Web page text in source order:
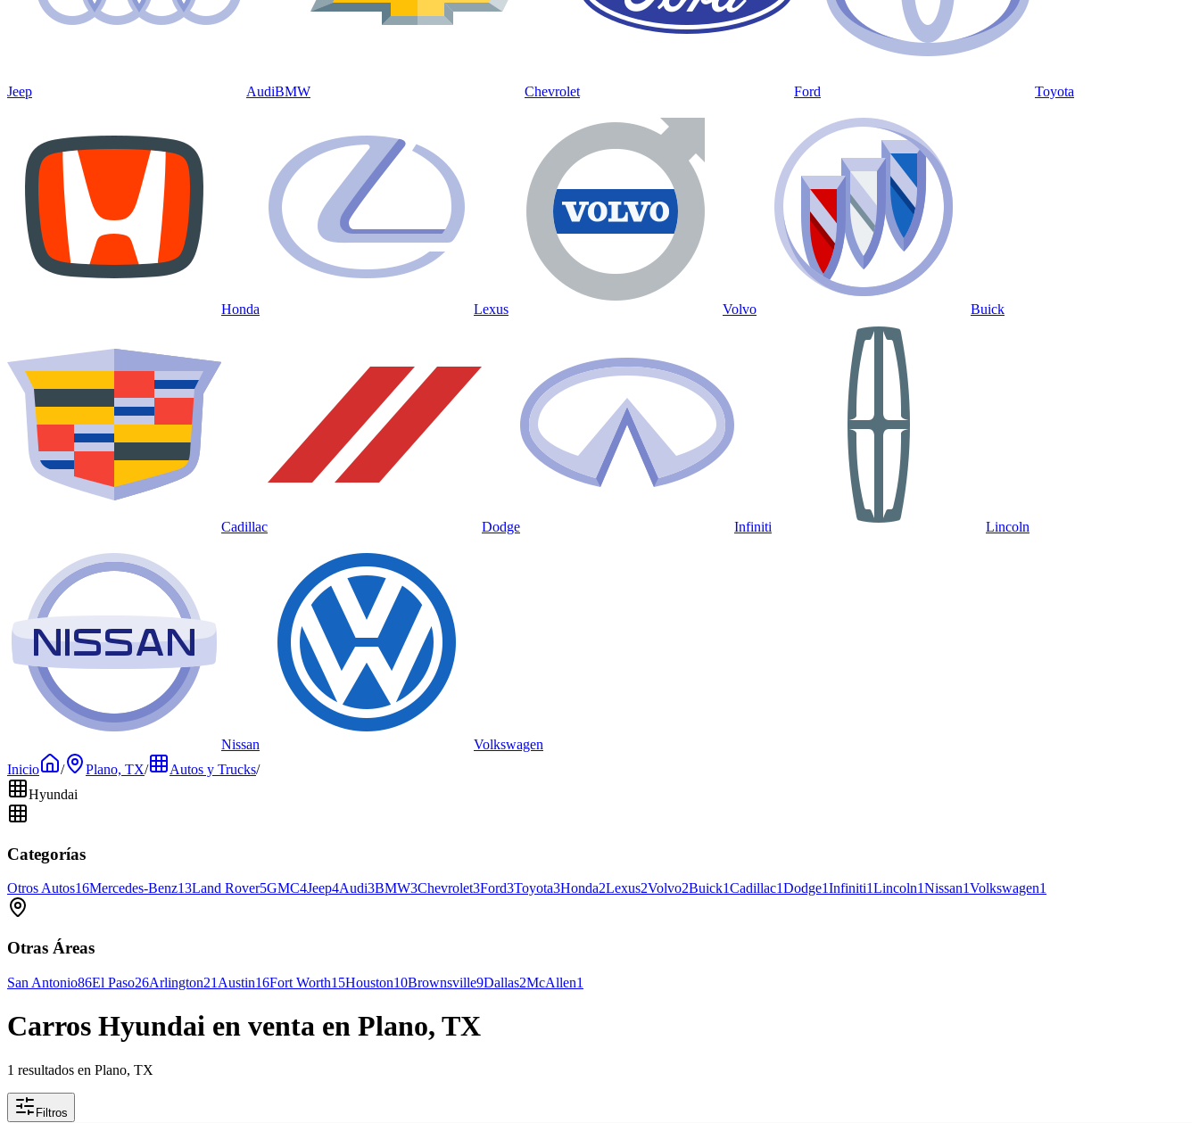
Jeep AudiBMW Chevrolet Ford Toyota
Honda Lexus Volvo Buick
Cadillac Dodge Infiniti Lincoln
Nissan
Volkswagen
Inicio
/ Plano, TX/ Autos y Trucks/
Hyundai
Categorías
Otros Autos16Mercedes-Benz13Land Rover5GMC4Jeep4Audi3BMW3Chevrolet3Ford3Toyota3Honda2Lexus2Volvo2Buick1Cadillac1Dodge1Infiniti1Lincoln1Nissan1Volkswagen1
Otras Áreas
San Antonio86El Paso26Arlington21 Austin16Fort Worth15Houston10Brownsville9Dallas2McAllen1
Carros Hyundai en venta en Plano, TX
1 resultados en Plano, TX
Filtros